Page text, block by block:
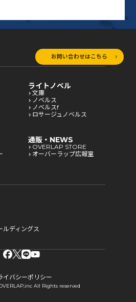
お問い合わせはこちら
ライトノベル
文庫
ノベルス
ノベルスf
ロサージュノベルス
通販・NEWS
OVERLAP STORE
オーバーラップ広報室
ルディングス
イバシーポリシー
All Rights reserved